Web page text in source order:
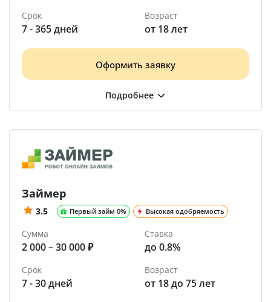
Срок
7 - 365 дней
Возраст
от 18 лет
Оформить заявку
Займер
3.5 Первый займ 0% Высокая одобряемость
Сумма
2 000 – 30 000 ₽
Ставка
до 0.8%
Срок
7 - 30 дней
Возраст
от 18 до 75 лет